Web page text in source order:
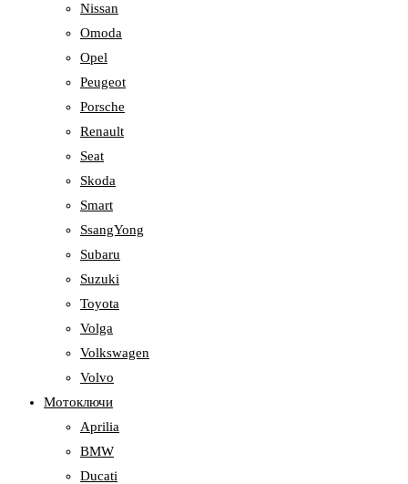
Nissan
Omoda
Opel
Peugeot
Porsche
Renault
Seat
Skoda
Smart
SsangYong
Subaru
Suzuki
Toyota
Volga
Volkswagen
Volvo
Мотоключи
Aprilia
BMW
Ducati